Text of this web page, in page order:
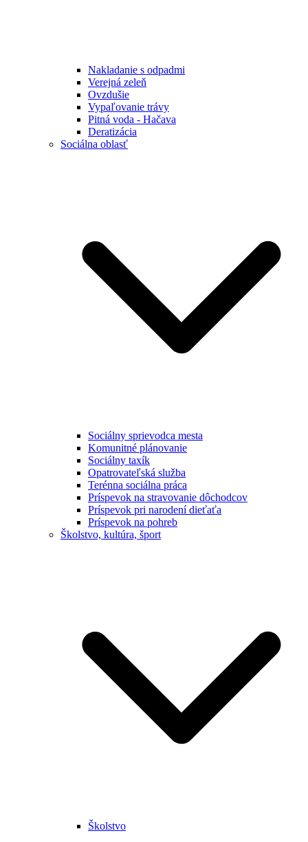
Nakladanie s odpadmi
Verejná zeleň
Ovzdušie
Vypaľovanie trávy
Pitná voda - Hačava
Deratizácia
Sociálna oblasť
Sociálny sprievodca mesta
Komunitné plánovanie
Sociálny taxík
Opatrovateľská služba
Terénna sociálna práca
Príspevok na stravovanie dôchodcov
Príspevok pri narodení dieťaťa
Príspevok na pohreb
Školstvo, kultúra, šport
Školstvo